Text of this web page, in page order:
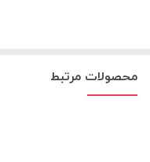
محصولات مرتبط